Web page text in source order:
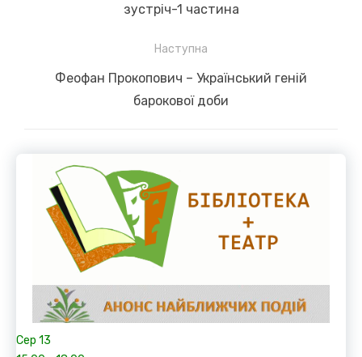
зустріч-1 частина
Наступна
NextФеофан Прокопович – Український геній
барокової доби
Сер 13